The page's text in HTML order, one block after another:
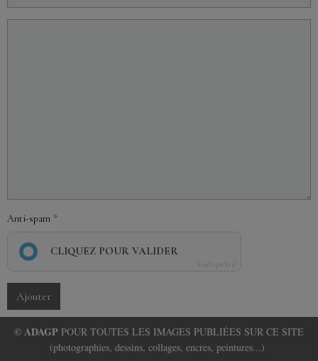
Anti-spam
CLIQUEZ POUR VALIDER
IconCaptcha ©
Ajouter
© ADAGP POUR TOUTES LES IMAGES PUBLIÉES SUR CE SITE
(photographies, dessins, collages, encres, peintures...)